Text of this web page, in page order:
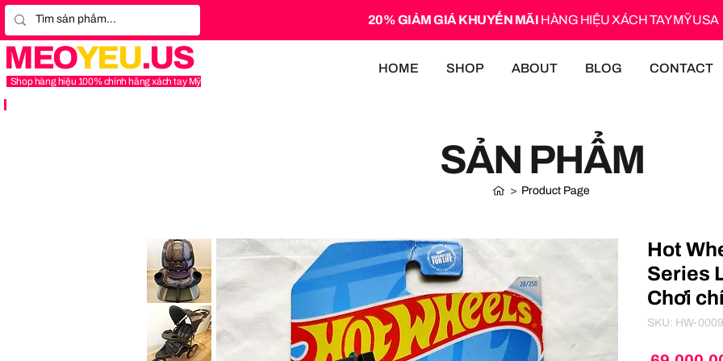
20% GIẢM GIÁ KHUYẾN MÃI HÀNG HIỆU XÁCH TAY MỸ USA
MEOYEU.US
Shop hàng hiệu 100% chính hãng xách tay Mỹ
HOME SHOP ABOUT BLOG CONTACT
SẢN PHẨM
> Product Page
Hot
Series
Chơi
SKU: HW-0009
Extend2Fit
Platinum
in-